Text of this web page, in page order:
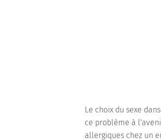
Le choix du sexe
ce problème à
allergiques chez un